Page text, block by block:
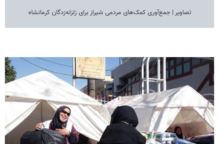
تصاویر | جمع‌آوری کمک‌های مردمی شیراز برای زلزله‌زدگان کرمانشاه